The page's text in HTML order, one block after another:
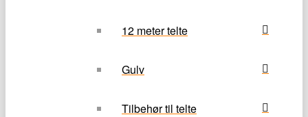
12 meter telte
Gulv
Tilbehør til telte